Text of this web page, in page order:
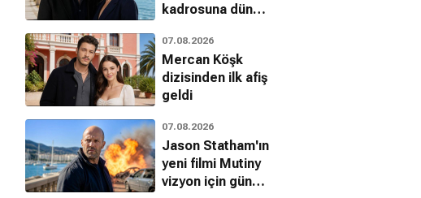
kadrosuna dünya
Ivanov
07.08.2026
Mercan Köşk
dizisinden ilk afiş
geldi
07.08.2026
Jason Statham'ın
yeni filmi Mutiny
vizyon için gün